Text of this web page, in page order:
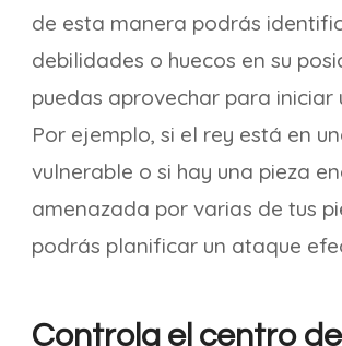
de esta manera podrás
debilidades o huecos en su
puedas aprovechar para iniciar
Por ejemplo, si el rey está en
vulnerable o si hay una pieza
amenazada por varias de tus
podrás planificar un ataque
Controla el centro del